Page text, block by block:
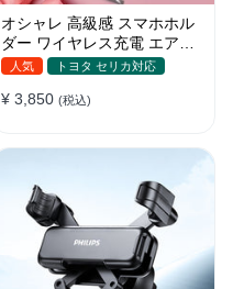
オシャレ 高級感 スマホホル
ダー ワイヤレス充電 エアコ
ン吹き出し口/ 吸盤タイプ 女
人気 トヨタ セリカ対応
¥ 3,850 (税込)